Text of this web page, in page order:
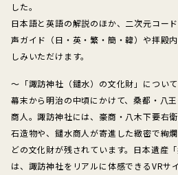
した。
日本語と英語の解説のほか、二次元コー
声ガイド（日・英・繁・簡・韓）や拝殿
しみいただけます。
～「諏訪神社（鑓水）の文化財」につい
幕末から明治の中頃にかけて、桑都・八
商人。諏訪神社には、豪商・八木下要右
石造物や、鑓水商人が寄進した緻密で絢
どの文化財が残されています。日本遺産
は、諏訪神社をリアルに体感できるVRサ